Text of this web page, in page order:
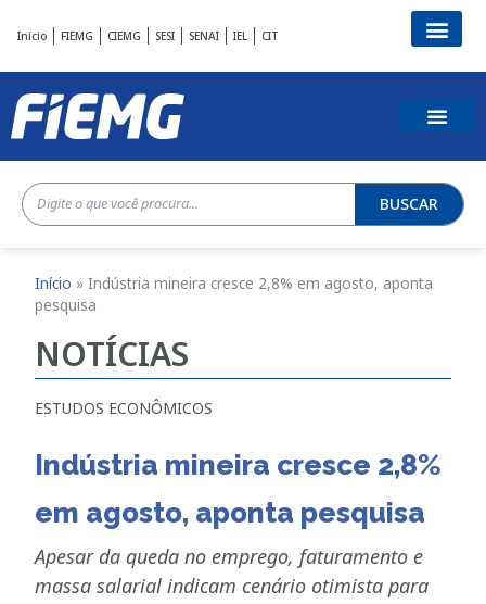
Início FIEMG CIEMG SESI SENAI IEL CIT
BUSCAR
Início »Indústria mineira cresce 2,8% em agosto, aponta
pesquisa
NOTÍCIAS
ESTUDOS ECONÔMICOS
Indústria mineira cresce 2,8%
em agosto, aponta pesquisa
Apesar da queda no emprego, faturamento e
massa salarial indicam cenário otimista para